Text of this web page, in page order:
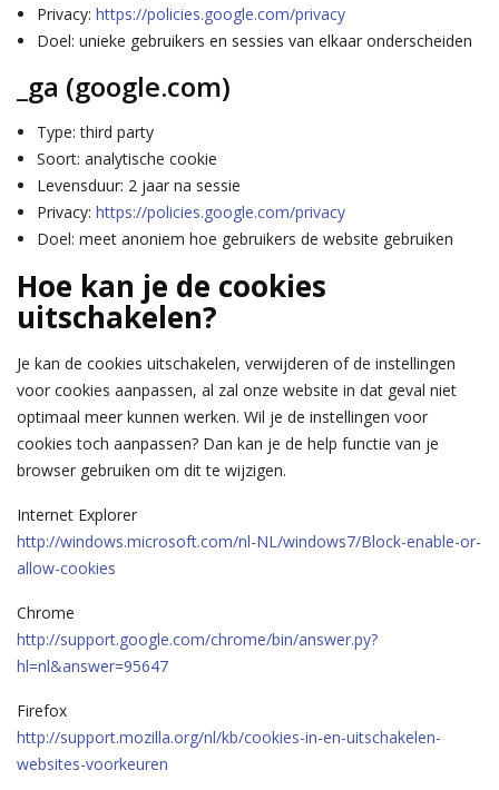
Privacy: https://policies.google.com/privacy
Doel: unieke gebruikers en sessies van elkaar onderscheiden
_ga (google.com)
Type: third party
Soort: analytische cookie
Levensduur: 2 jaar na sessie
Privacy: https://policies.google.com/privacy
Doel: meet anoniem hoe gebruikers de website gebruiken
Hoe kan je de cookies
uitschakelen?
Je kan de cookies uitschakelen, verwijderen of de instellingen
voor cookies aanpassen, al zal onze website in dat geval niet
optimaal meer kunnen werken. Wil je de instellingen voor
cookies toch aanpassen? Dan kan je de help functie van je
browser gebruiken om dit te wijzigen.
Internet Explorer
http://windows.microsoft.com/nl-NL/windows7/Block-enable-or-
allow-cookies
Chrome
http://support.google.com/chrome/bin/answer.py?
hl=nl&answer=95647
Firefox
http://support.mozilla.org/nl/kb/cookies-in-en-uitschakelen-
websites-voorkeuren